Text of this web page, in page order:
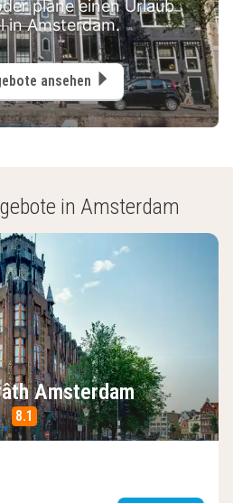
plane einen Urlaub
in Amsterdam.
ansehen
in Amsterdam
Amsterdam
8.1